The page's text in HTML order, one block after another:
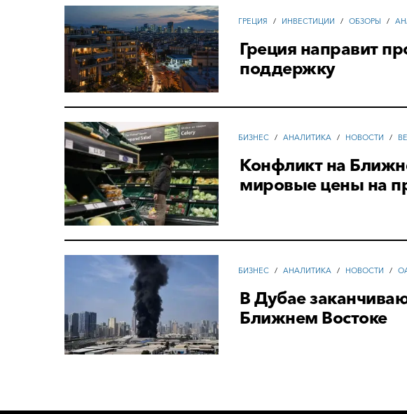
ГРЕЦИЯ / ИНВЕСТИЦИИ / ОБЗОРЫ /
Греция направит
поддержку
БИЗНЕС / АНАЛИТИКА / НОВОСТИ /
Конфликт на
мировые цены на
БИЗНЕС / АНАЛИТИКА / НОВОСТИ /
В Дубае
Ближнем Востоке